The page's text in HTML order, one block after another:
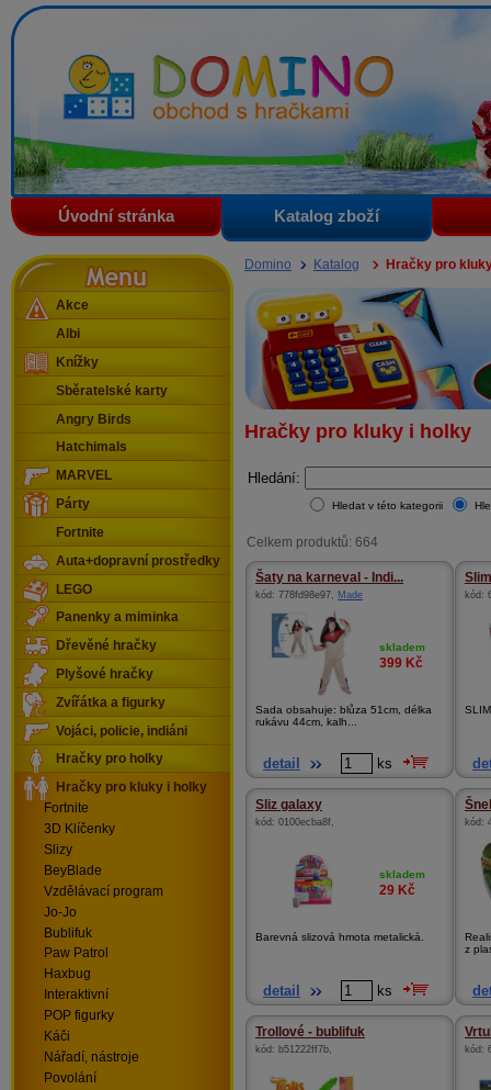
Domino - obchod s hračkami
Úvodní stránka Katalog zboží
Domino Katalog Hračky pro
Hračky pro kluky i holky
Hledání:
Hledat v této kategorii
Celkem produktů: 664
Šaty na karneval - Indi...
kód: 778fd98e97, Made
skladem
399 Kč
Sada obsahuje: blůza 51cm, délka
rukávu 44cm, kalh...
detail ks
kód:
Sliz galaxy
kód: 0100ecba8f,
skladem
29 Kč
Barevná slizová hmota metalická.
detail ks
kód:
z
Trollové - bublifuk
kód: b51222ff7b, kód:
Menu
Akce
Albi
Knížky
Sběratelské karty
Angry Birds
Hatchimals
MARVEL
Párty
Fortnite
Auta+dopravní prostředky
LEGO
Panenky a miminka
Dřevěné hračky
Plyšové hračky
Zvířátka a figurky
Vojáci, policie, indiáni
Hračky pro holky
Hračky pro kluky i holky
Fortnite
3D Klíčenky
Slizy
BeyBlade
Vzdělávací program
Jo-Jo
Bublifuk
Paw Patrol
Haxbug
Interaktivní
POP figurky
Káči
Nářadí, nástroje
Povolání